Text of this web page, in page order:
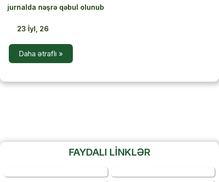
jurnalda nəşrə qəbul olunub
23 İyl, 26
Daha ətraflı »
FAYDALI LİNKLƏR